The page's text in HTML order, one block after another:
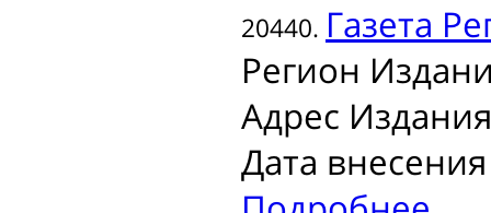
20440. Газета
Регион
Адрес
Дата